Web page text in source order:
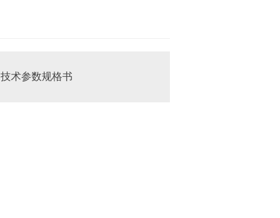
技术参数规格书